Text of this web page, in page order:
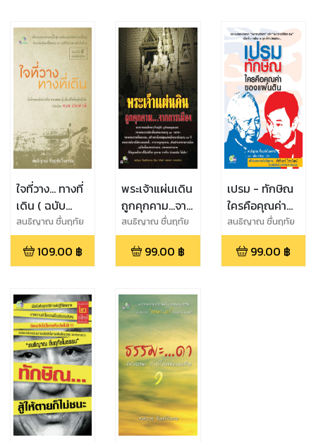
ใจที่วาง... ทางที่
เดิน ( ฉบับ
ปรับปรุงใหม่ )
สนธิญาณ ชื่นฤทัย
ในธรรม
109.00 ฿
พระเจ้าแผ่นเดิน
ถูกคุกคาม...จาก
การเมือง
สนธิญาณ ชื่นฤทัย
ในธรรม
99.00 ฿
เปรม - ทักษิณ
ใครคือคุณค่า
ของแผ่นดิน
สนธิญาณ ชื่นฤทัย
ในธรรม,เวทิน ชาติ
กุล
99.00 ฿